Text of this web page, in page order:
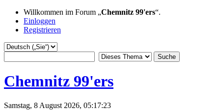
Willkommen im Forum „Chemnitz 99'ers“.
Einloggen
Registrieren
Chemnitz 99'ers
Samstag, 8 August 2026, 05:17:23